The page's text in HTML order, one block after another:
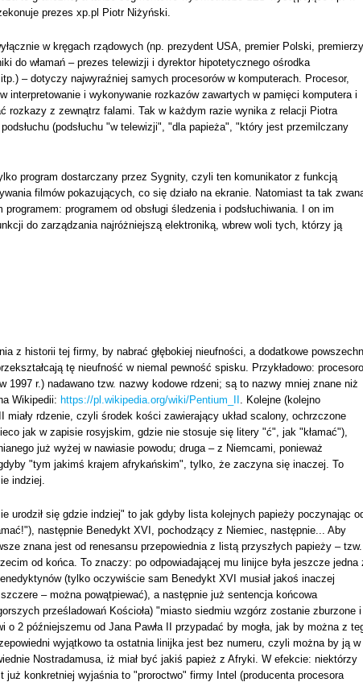
prezes xp.pl Piotr Niżyński.
w kręgach rządowych (np. prezydent USA, premier Polski, premierzy
do włamań – prezes telewizji i dyrektor hipotetycznego ośrodka
– dotyczy najwyraźniej samych procesorów w komputerach. Procesor,
i wykonywanie rozkazów zawartych w pamięci komputera i
rozkazy z zewnątrz falami. Tak w każdym razie wynika z relacji Piotra
(podsłuchu "w telewizji", "dla papieża", "który jest przemilczany
program dostarczany przez Sygnity, czyli ten komunikator z funkcją
filmów pokazujących, co się działo na ekranie. Natomiast ta tak
programem od obsługi śledzenia i podsłuchiwania. I on im
do zarządzania najróżniejszą elektroniką, wbrew woli tych, którzy ją
z historii tej firmy, by nabrać głębokiej nieufności, a dodatkowe
tę nieufność w niemal pewność spisku. Przykładowo:
r.) nadawano tzw. nazwy kodowe rdzeni; są to nazwy mniej znane niż
Wikipedii: https://pl.wikipedia.org/wiki/Pentium_II
. Kolejne (kolejno
rdzenie, czyli środek kości zawierający układ scalony, ochrzczone
jak w zapisie rosyjskim, gdzie nie stosuje się litery "ć", jak "kłamać"),
już wyżej w nawiasie powodu; druga – z Niemcami, ponieważ
"tym jakimś krajem afrykańskim", tylko, że zaczyna się inaczej. To
indziej.
się gdzie indziej" to jak gdyby lista kolejnych papieży poczynając
następnie Benedykt XVI, pochodzący z Niemiec, następnie... Aby
znana jest od renesansu przepowiednia z listą przyszłych papieży – tzw.
od końca. To znaczy: po odpowiadającej mu linijce była jeszcze jedna
(tylko oczywiście sam Benedykt XVI musiał jakoś inaczej
– można powątpiewać), a następnie już sentencja końcowa
prześladowań Kościoła) "miasto siedmiu wzgórz zostanie zburzone i
2 późniejszemu od Jana Pawła II przypadać by mogła, jak by można z
wyjątkowo ta ostatnia linijka jest bez numeru, czyli można by ją w
Nostradamusa, iż miał być jakiś papież z Afryki. W efekcie: niektórzy
konkretniej wyjaśnia to "proroctwo" firmy Intel (producenta procesora